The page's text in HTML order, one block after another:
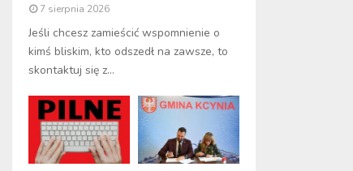
7 sierpnia 2026
Jeśli chcesz zamieścić wspomnienie o
kimś bliskim, kto odszedł na zawsze, to
skontaktuj się z...